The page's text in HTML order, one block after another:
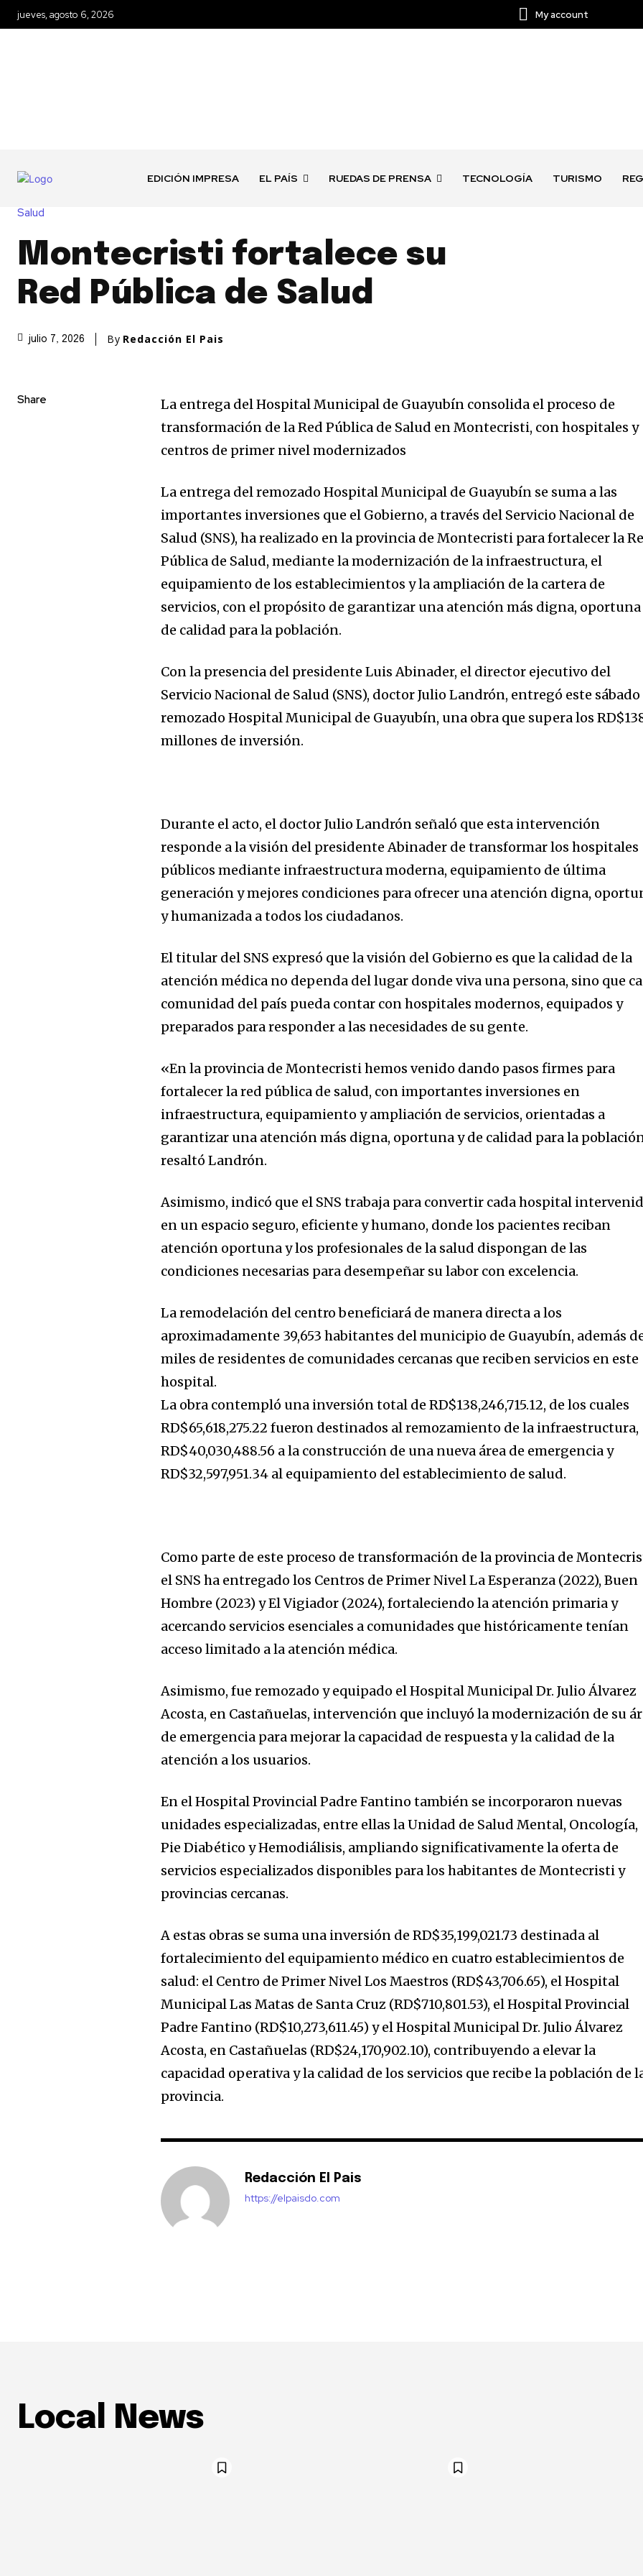
jueves, agosto 6, 2026 My account
EDICIÓN IMPRESA EL PAÍS RUEDAS DE PRENSA TECNOLOGÍA TURISMO
Salud
Montecristi fortalece su
Red Pública de Salud
julio 7, 2026 By Redacción El Pais
Share
La entrega del Hospital Municipal de Guayubín consolida el proceso de
transformación de la Red Pública de Salud en Montecristi, con hospitales y
centros de primer nivel modernizados
La entrega del remozado Hospital Municipal de Guayubín se suma a las
importantes inversiones que el Gobierno, a través del Servicio Nacional de
Salud (SNS), ha realizado en la provincia de Montecristi para fortalecer la
Pública de Salud, mediante la modernización de la infraestructura, el
equipamiento de los establecimientos y la ampliación de la cartera de
servicios, con el propósito de garantizar una atención más digna, oportuna
de calidad para la población.
Con la presencia del presidente Luis Abinader, el director ejecutivo del
Servicio Nacional de Salud (SNS), doctor Julio Landrón, entregó este sábado
remozado Hospital Municipal de Guayubín, una obra que supera los
millones de inversión.
Durante el acto, el doctor Julio Landrón señaló que esta intervención
responde a la visión del presidente Abinader de transformar los hospitales
públicos mediante infraestructura moderna, equipamiento de última
generación y mejores condiciones para ofrecer una atención digna,
y humanizada a todos los ciudadanos.
El titular del SNS expresó que la visión del Gobierno es que la calidad de la
atención médica no dependa del lugar donde viva una persona, sino que
comunidad del país pueda contar con hospitales modernos, equipados y
preparados para responder a las necesidades de su gente.
«En la provincia de Montecristi hemos venido dando pasos firmes para
fortalecer la red pública de salud, con importantes inversiones en
infraestructura, equipamiento y ampliación de servicios, orientadas a
garantizar una atención más digna, oportuna y de calidad para la
resaltó Landrón.
Asimismo, indicó que el SNS trabaja para convertir cada hospital
en un espacio seguro, eficiente y humano, donde los pacientes reciban
atención oportuna y los profesionales de la salud dispongan de las
condiciones necesarias para desempeñar su labor con excelencia.
La remodelación del centro beneficiará de manera directa a los
aproximadamente 39,653 habitantes del municipio de Guayubín, además
miles de residentes de comunidades cercanas que reciben servicios en este
hospital.
La obra contempló una inversión total de RD$138,246,715.12, de los cuales
RD$65,618,275.22 fueron destinados al remozamiento de la infraestructura,
RD$40,030,488.56 a la construcción de una nueva área de emergencia y
RD$32,597,951.34 al equipamiento del establecimiento de salud.
Como parte de este proceso de transformación de la provincia de
el SNS ha entregado los Centros de Primer Nivel La Esperanza (2022), Buen
Hombre (2023) y El Vigiador (2024), fortaleciendo la atención primaria y
acercando servicios esenciales a comunidades que históricamente tenían
acceso limitado a la atención médica.
Asimismo, fue remozado y equipado el Hospital Municipal Dr. Julio Álvarez
Acosta, en Castañuelas, intervención que incluyó la modernización de su
de emergencia para mejorar la capacidad de respuesta y la calidad de la
atención a los usuarios.
En el Hospital Provincial Padre Fantino también se incorporaron nuevas
unidades especializadas, entre ellas la Unidad de Salud Mental, Oncología,
Pie Diabético y Hemodiálisis, ampliando significativamente la oferta de
servicios especializados disponibles para los habitantes de Montecristi y
provincias cercanas.
A estas obras se suma una inversión de RD$35,199,021.73 destinada al
fortalecimiento del equipamiento médico en cuatro establecimientos de
salud: el Centro de Primer Nivel Los Maestros (RD$43,706.65), el Hospital
Municipal Las Matas de Santa Cruz (RD$710,801.53), el Hospital Provincial
Padre Fantino (RD$10,273,611.45) y el Hospital Municipal Dr. Julio Álvarez
Acosta, en Castañuelas (RD$24,170,902.10), contribuyendo a elevar la
capacidad operativa y la calidad de los servicios que recibe la población de
provincia.
Redacción El Pais
https://elpaisdo.com
Local News